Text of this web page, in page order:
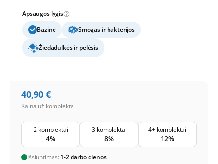
Apsaugos lygis
Bazinė
Smogas ir bakterijos
Žiedadulkės ir pelėsis
40,90 €
Kaina už komplektą
2 komplektai
4%
3 komplektai
8%
4+ komplektai
12%
Išsiuntimas: 1-2 darbo dienos